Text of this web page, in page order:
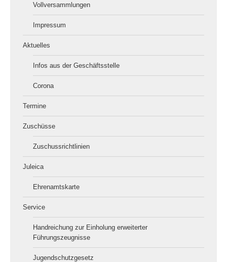
Vollversammlungen
Impressum
Aktuelles
Infos aus der Geschäftsstelle
Corona
Termine
Zuschüsse
Zuschussrichtlinien
Juleica
Ehrenamtskarte
Service
Handreichung zur Einholung erweiterter
Führungszeugnisse
Jugendschutzgesetz